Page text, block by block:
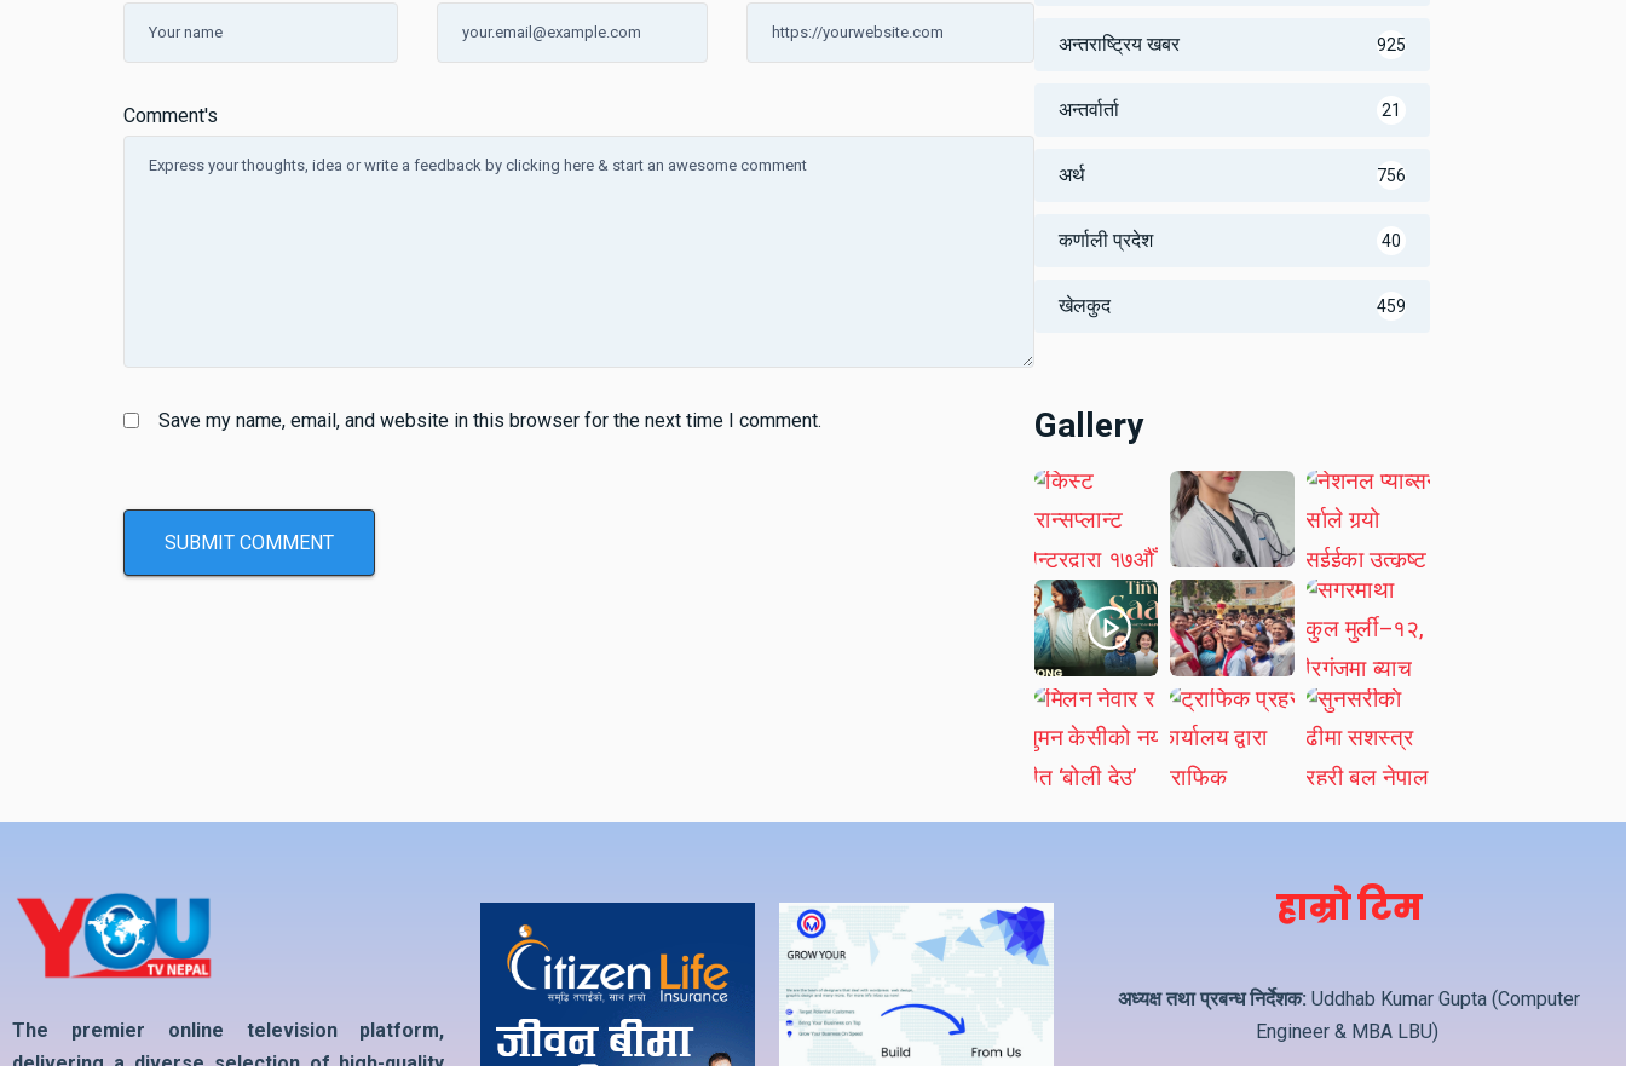
Comment's
Save my name, email, and website in this browser for the next time I comment.
अन्तराष्ट्रिय खबर 925
अन्तर्वार्ता 21
अर्थ 756
कर्णाली प्रदेश 40
खेलकुद 459
Gallery
The premier online television platform,
हाम्रो टिम
अध्यक्ष तथा प्रबन्ध निर्देशक:Uddhab Kumar Gupta (Computer
Engineer & MBA LBU)